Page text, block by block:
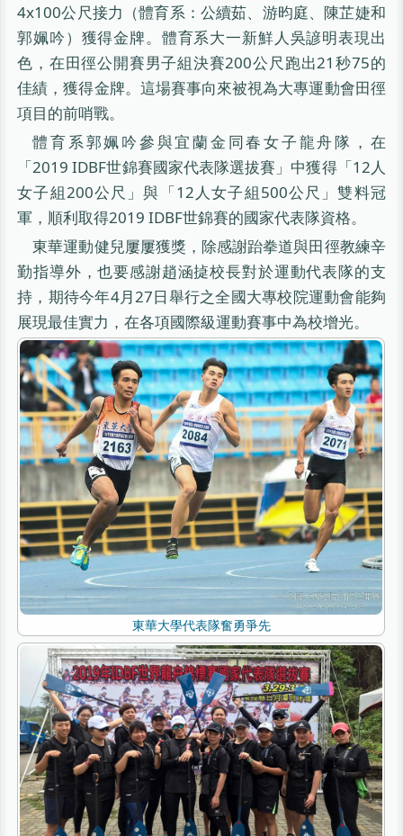
4x100公尺接力（體育系：公續茹、游昀庭、陳芷婕和
郭姵吟）獲得金牌。體育系大一新鮮人吳諺明表現出
色，在田徑公開賽男子組決賽200公尺跑出21秒75的
佳績，獲得金牌。這場賽事向來被視為大專運動會田徑
項目的前哨戰。
體育系郭姵吟參與宜蘭金同春女子龍舟隊，在
「2019 IDBF世錦賽國家代表隊選拔賽」中獲得「12人
女子組200公尺」與「12人女子組500公尺」雙料冠
軍，順利取得2019 IDBF世錦賽的國家代表隊資格。
東華運動健兒屢屢獲獎，除感謝跆拳道與田徑教練辛
勤指導外，也要感謝趙涵㨗校長對於運動代表隊的支
持，期待今年4月27日舉行之全國大專校院運動會能夠
展現最佳實力，在各項國際級運動賽事中為校增光。
東華大學代表隊奮勇爭先